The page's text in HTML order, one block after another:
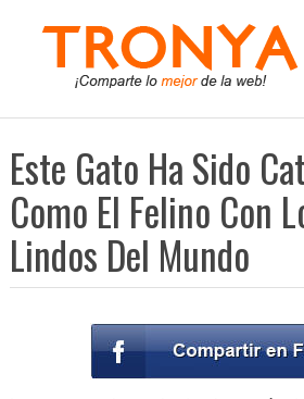
Este Gato Ha Sido
Como El Felino Con
Lindos Del Mundo